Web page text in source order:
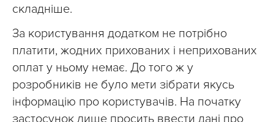
складніше.
За користування додатком не потрібно
платити, жодних прихованих і неприхованих
оплат у ньому немає. До того ж у
розробників не було мети зібрати якусь
інформацію про користувачів. На початку
застосунок лише просить ввести дані про